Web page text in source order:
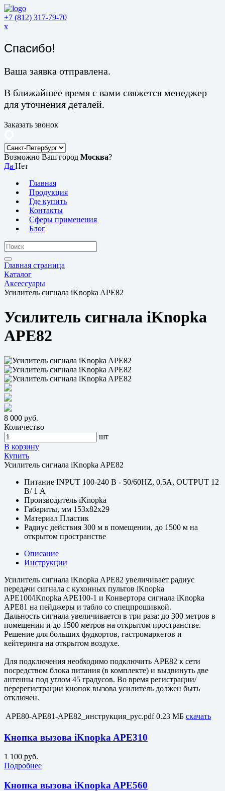
+7 (812) 317-79-70
x
Спасибо!
Ваша заявка отправлена.
В ближайшее время с вами свяжется менеджер
для уточнения деталей.
Заказать звонок
Возможно Ваш город Москва?
Да Нет
Главная
Продукция
Где купить
Контакты
Сферы применения
Блог
Главная страница
Каталог
Аксессуары
Усилитель сигнала iKnopka APE82
Усилитель сигнала iKnopka
APE82
8 000 руб.
Количество
шт
В корзину
Купить
Усилитель сигнала iKnopka APE82
Питание INPUT 100-240 В - 50/60HZ, 0.5A, OUTPUT 12
В/ 1 A
Производитель iKnopka
Габариты, мм 153х82х29
Материал Пластик
Радиус действия 300 м в помещении, до 1500 м на
открытом пространстве
Описание
Инструкции
Усилитель сигнала iKnopka APE82 увеличивает радиус
передачи сигнала с кухонных пультов iKnopka
APE100/iKnopka APE100-1 и Конвертора сигнала iKnopka
APE81 на пейджеры и табло со спецпрошивкой.
Дальность сигнала увеличивается в три раза: до 300 метров в
помещении и до 1500 метров на открытом пространстве.
Решение для больших фудкортов, гастромаркетов и
кейтеринга на открытом воздухе.
Для подключения необходимо подключить APE82 к сети
посредством блока питания (в комплекте) и выдвинуть две
антенны под углом 45 градусов. Во время регистрации/
перерегистрации кнопок вызова усилитель должен быть
отключен.
APE80-APE81-APE82_инструкция_рус.pdf 0.23 МБ скачать
Кнопка вызова iKnopka APE310
1 100 руб.
Подробнее
Кнопка вызова iKnopka APE560